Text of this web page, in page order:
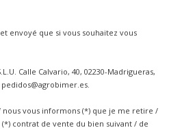
envoyé que si vous souhaitez vous
Calle Calvario, 40, 02230-Madrigueras,
pedidos@agrobimer.es.
vous informons (*) que je me retire /
contrat de vente du bien suivant / de